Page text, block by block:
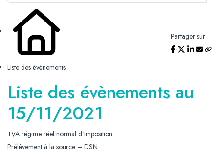
Liste des évènements
Partager sur :
Liste des évènements au
15/11/2021
TVA régime réel normal d'imposition
Prélèvement à la source – DSN